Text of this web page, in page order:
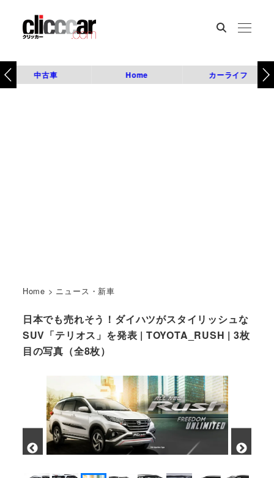
中古車 Home カーライフ
Home > ニュース・新車
日本でも売れそう！ダイハツがスタイリッシュな
SUV「テリオス」を発表 | TOYOTA_RUSH | 3枚
目の写真（全8枚）